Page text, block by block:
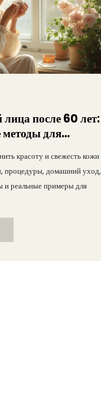
лица после 60 лет:
для
красоту и свежесть кожи
процедуры, домашний уход,
и реальные примеры для